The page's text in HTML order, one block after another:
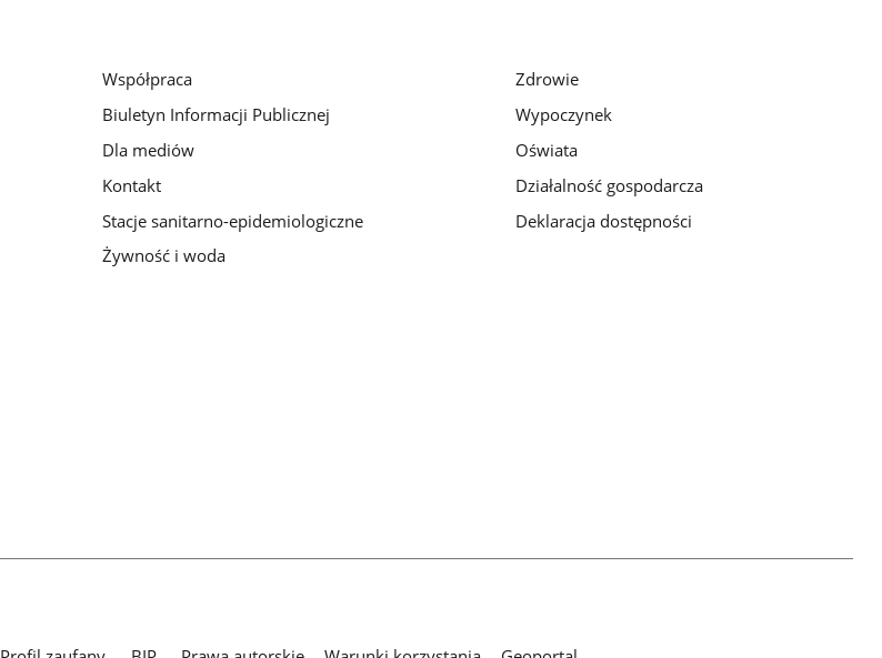
Współpraca
Biuletyn Informacji Publicznej
Dla mediów
Kontakt
Stacje sanitarno-epidemiologiczne
Żywność i woda
Zdrowie
Wypoczynek
Oświata
Działalność gospodarcza
Deklaracja dostępności